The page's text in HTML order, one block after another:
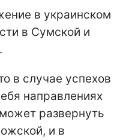
в украинском
в Сумской и
в случае успехов
направлениях
развернуть
и в